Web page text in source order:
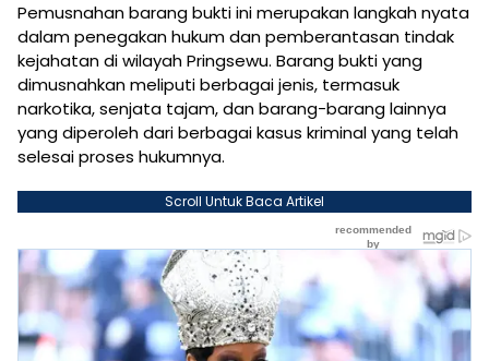
Pemusnahan barang bukti ini merupakan langkah nyata
dalam penegakan hukum dan pemberantasan tindak
kejahatan di wilayah Pringsewu. Barang bukti yang
dimusnahkan meliputi berbagai jenis, termasuk
narkotika, senjata tajam, dan barang-barang lainnya
yang diperoleh dari berbagai kasus kriminal yang telah
selesai proses hukumnya.
Scroll Untuk Baca Artikel